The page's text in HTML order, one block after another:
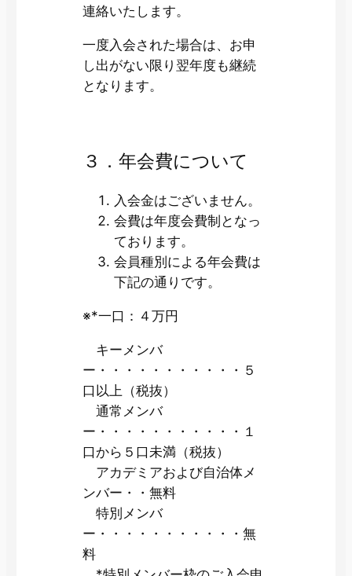
連絡いたします。
一度入会された場合は、お申
し出がない限り翌年度も継続
となります。
３．年会費について
入会金はございません。
会費は年度会費制となっ
ております。
会員種別による年会費は
下記の通りです。
※*一口：４万円
キーメンバ
ー・・・・・・・・・・・５
口以上（税抜）
通常メンバ
ー・・・・・・・・・・・１
口から５口未満（税抜）
アカデミアおよび自治体メ
ンバー・・無料
特別メンバ
ー・・・・・・・・・・・無
料